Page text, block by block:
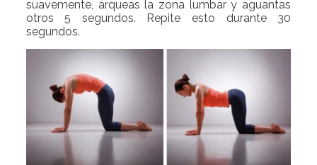
suavemente, arqueas la zona lumbar y aguantas
otros 5 segundos. Repite esto durante 30
segundos.